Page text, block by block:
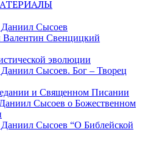
Сысоев
Валентин Свенцицкий
эволюции
Сысоев. Бог – Творец
и Священном Писании
Сысоев о Божественном
Сысоев “О Библейской